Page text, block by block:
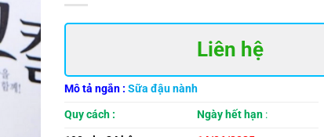
Liên hệ
Mô tả ngắn : Sữa đậu nành
Quy cách : Ngày hết hạn :